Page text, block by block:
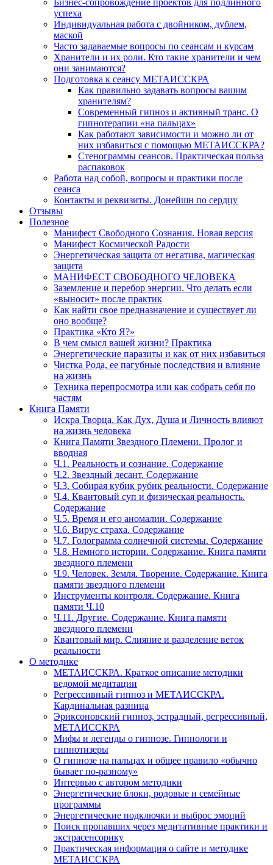
Бизнес-сопровождение проектов для подлинного
успеха
Индивидуальная работа с двойником, дублем,
маской
Часто задаваемые вопросы по сеансам и курсам
Хранители и их роли. Кто такие хранители и чем
они занимаются?
Подготовка к сеансу МЕТАИССКРА
Как правильно задавать вопросы вашим
хранителям?
Современный гипноз и активный транс. О
гипнотерапии «на пальцах»
Как работают зависимости и можно ли от
них избавиться с помощью МЕТАИССКРА?
Стенограммы сеансов. Практическая польза
распаковок
Работа над собой, вопросы и практики после
сеанса
Контакты и реквизиты. Донейшн по сердцу
Отзывы
Полезное
Манифест Свободного Сознания. Новая версия
Манифест Космической Радости
Энергетическая защита от негатива, магическая
защита
МАНИФЕСТ СВОБОДНОГО ЧЕЛОВЕКА
Заземление и перебор энергии. Что делать если
«выносит» после практик
Как найти свое предназначение и существует ли
оно вообще?
Практика «Кто Я?»
В чем смысл вашей жизни? Практика
Энергетические паразиты и как от них избавиться
Чистка Рода, ее пагубные последствия и влияние
на жизнь
Техника перепросмотра или как собрать себя по
частям
Книга Памяти
Искра Творца. Как Дух, Душа и Личность влияют
на жизнь человека
Книга Памяти Звездного Племени. Пролог и
вводная
Ч.1. Реальность и сознание. Содержание
Ч.2. Звездный десант. Содержание
Ч.3. Собирая кубик рубик реальности. Содержание
Ч.4. Квантовый суп и физическая реальность.
Содержание
Ч.5. Время и его аномалии. Содержание
Ч.6. Вирус страха. Содержание
Ч.7. Голограмма солнечной системы. Содержание
Ч.8. Немного истории. Содержание. Книга памяти
звездного племени
Ч.9. Человек. Земля. Творение. Содержание. Книга
памяти звездного племени
Инструменты контроля. Содержание. Книга
памяти Ч.10
Ч.11. Другие. Содержание. Книга памяти
звездного племени
Квантовый мир. Слияние и разделение веток
реальности
О методике
МЕТАИССКРА. Краткое описание методики
ведомой медитации
Регрессивный гипноз и МЕТАИССКРА.
Кардинальная разница
Эриксоновский гипноз, эстрадный, регрессивный,
МЕТАИССКРА
Мифы и легенды о гипнозе. Гипнологи и
гипнотизеры
О гипнозе на пальцах и общее правило «обычно
бывает по-разному»
Интервью с автором методики
Энергетические блоки, родовые и семейные
программы
Энергетические подключки и выброс эмоций
Поиск пропавших через медитативные практики и
экстрасенсорику
Практическая информация о сайте и методике
МЕТАИССКРА